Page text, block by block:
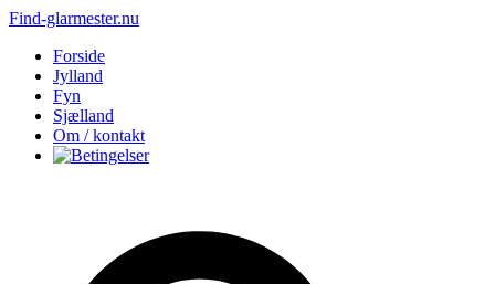
Find-glarmester.nu
Forside
Jylland
Fyn
Sjælland
Om / kontakt